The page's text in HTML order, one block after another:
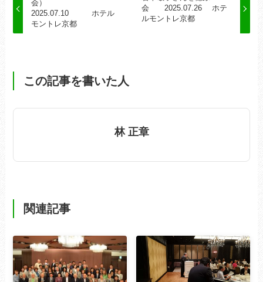
会）
2025.07.10 ホテル
モントレ京都
会 2025.07.26 ホテ
ルモントレ京都
この記事を書いた人
林 正章
関連記事